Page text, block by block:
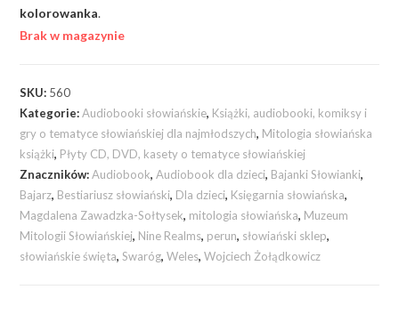
kolorowanka.
Brak w magazynie
SKU: 560
Kategorie:Audiobooki słowiańskie, Książki, audiobooki, komiksy i
gry o tematyce słowiańskiej dla najmłodszych, Mitologia słowiańska
książki, Płyty CD, DVD, kasety o tematyce słowiańskiej
Znaczników:Audiobook,Audiobook dla dzieci, Bajanki Słowianki,
Bajarz, Bestiariusz słowiański, Dla dzieci, Księgarnia słowiańska,
Magdalena Zawadzka-Sołtysek, mitologia słowiańska, Muzeum
Mitologii Słowiańskiej, Nine Realms, perun, słowiański sklep,
słowiańskie święta,Swaróg,Weles,Wojciech Żołądkowicz